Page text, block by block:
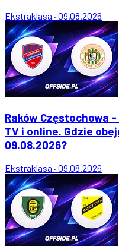
Ekstraklasa · 09.08.2026
Raków Częstochowa
TV i online. Gdzie
09.08.2026?
Ekstraklasa · 09.08.2026